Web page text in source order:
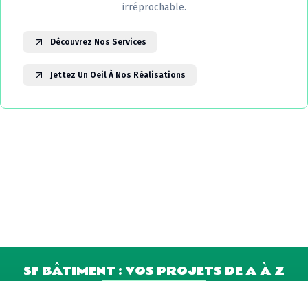
irréprochable.
Découvrez Nos Services
Jettez Un Oeil À Nos Réalisations
SF BÂTIMENT : VOS PROJETS DE A À Z